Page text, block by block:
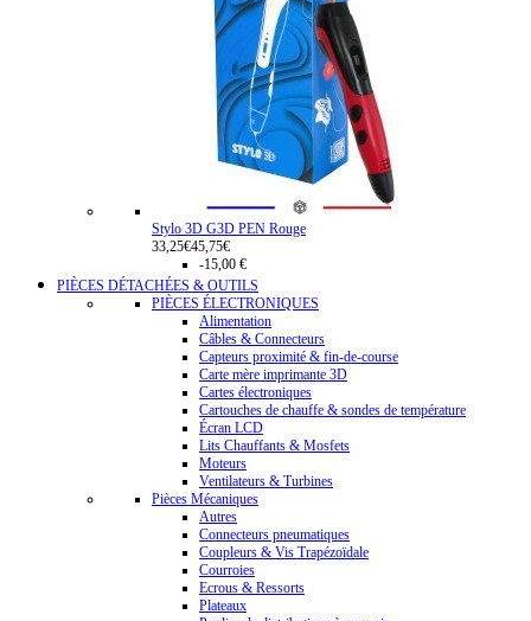
Stylo 3D G3D PEN Rouge
33,25€45,75€
-15,00 €
PIÈCES DÉTACHÉES & OUTILS
PIÈCES ÉLECTRONIQUES
Alimentation
Câbles & Connecteurs
Capteurs proximité & fin-de-course
Carte mère imprimante 3D
Cartes électroniques
Cartouches de chauffe & sondes de température
Écran LCD
Lits Chauffants & Mosfets
Moteurs
Ventilateurs & Turbines
Pièces Mécaniques
Autres
Connecteurs pneumatiques
Coupleurs & Vis Trapézoïdale
Courroies
Ecrous & Ressorts
Plateaux